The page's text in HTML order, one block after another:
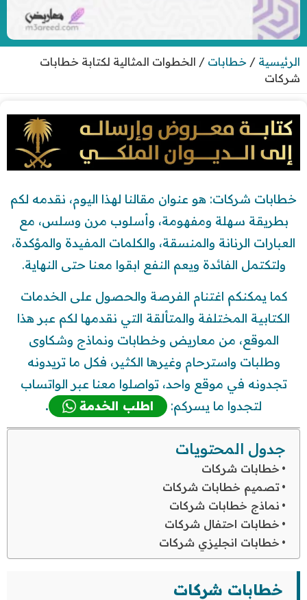
الرئيسية / خطابات / الخطوات المثالية لكتابة خطابات
شركات
خطابات شركات: هو عنوان مقالنا لهذا اليوم، نقدمه لكم
بطريقة سهلة ومفهومة، وأسلوب مرن وسلس، مع
العبارات الرنانة والمنسقة، والكلمات المفيدة والمؤكدة،
ولتكتمل الفائدة ويعم النفع ابقوا معنا حتى النهاية.
كما يمكنكم اغتنام الفرصة والحصول على الخدمات
الكتابية المختلفة والمتألقة التي نقدمها لكم عبر هذا
الموقع، من معاريض وخطابات ونماذج وشكاوى
وطلبات واسترحام وغيرها الكثير، فكل ما تريدونه
تجدونه في موقع واحد، تواصلوا معنا عبر الواتساب
لتجدوا ما يسركم:
اطلب الخدمة .
جدول المحتويات
خطابات شركات
تصميم خطابات شركات
نماذج خطابات شركات
خطابات احتفال شركات
خطابات انجليزي شركات
خطابات شركات